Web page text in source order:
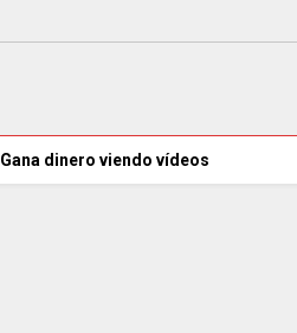
Gana dinero viendo vídeos